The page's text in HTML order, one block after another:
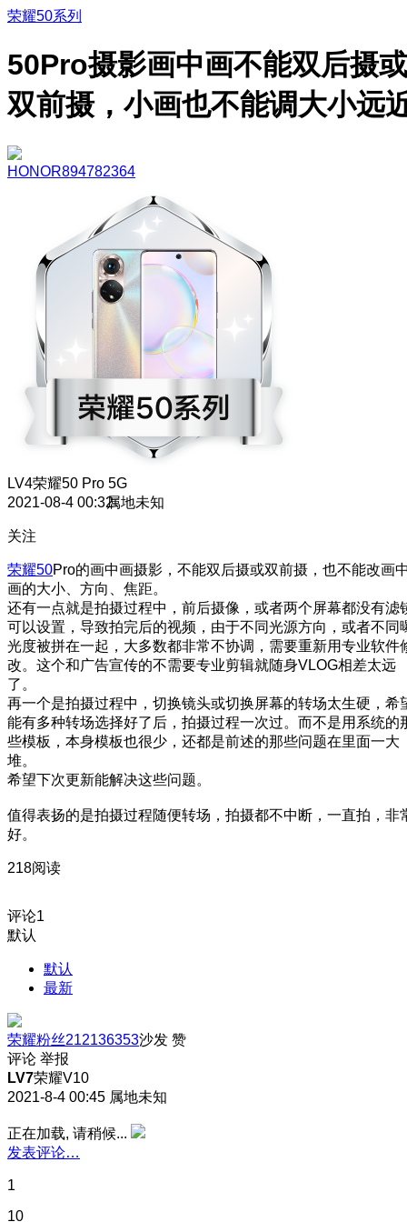
荣耀50系列
50Pro摄影画中画不能双后摄或
双前摄，小画也不能调大小远
HONOR894782364
LV4荣耀50 Pro 5G
2021-08-4 00:32属地未知
关注
荣耀50Pro的画中画摄影，不能双后摄或双前摄，也不能改画
画的大小、方向、焦距。
还有一点就是拍摄过程中，前后摄像，或者两个屏幕都没有滤
可以设置，导致拍完后的视频，由于不同光源方向，或者不同
光度被拼在一起，大多数都非常不协调，需要重新用专业软件
改。这个和广告宣传的不需要专业剪辑就随身VLOG相差太远
了。
再一个是拍摄过程中，切换镜头或切换屏幕的转场太生硬，希
能有多种转场选择好了后，拍摄过程一次过。而不是用系统的
些模板，本身模板也很少，还都是前述的那些问题在里面一大
堆。
希望下次更新能解决这些问题。
值得表扬的是拍摄过程随便转场，拍摄都不中断，一直拍，非
好。
218阅读
评论1
默认
默认
最新
荣耀粉丝212136353沙发 赞
评论 举报
LV7荣耀V10
2021-8-4 00:45 属地未知
正在加载, 请稍候...
发表评论…
1
10